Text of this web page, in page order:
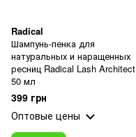
Radical
Шампунь-пенка для
натуральных и наращенных
ресниц Radical Lash Architect
50 мл
399 грн
Оптовые цены